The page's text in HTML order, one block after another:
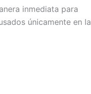
inmediata para
únicamente en la